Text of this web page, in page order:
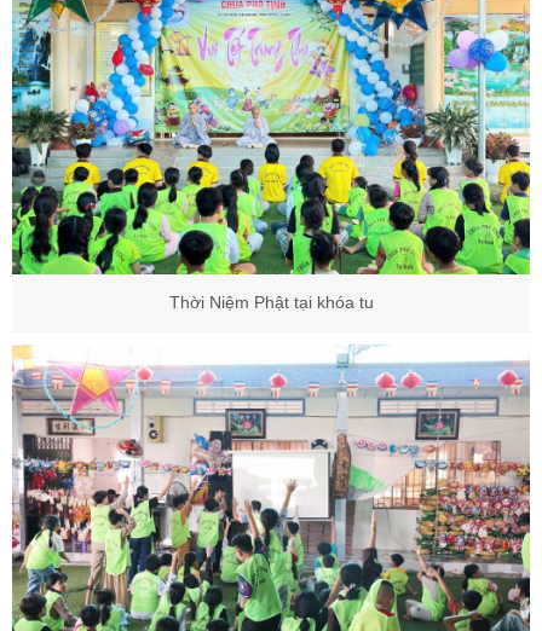
Thời Niệm Phật tại khóa tu